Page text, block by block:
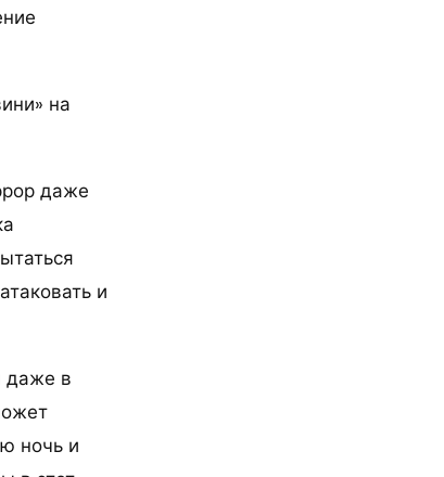
на
даже
и
даже в
ночь и